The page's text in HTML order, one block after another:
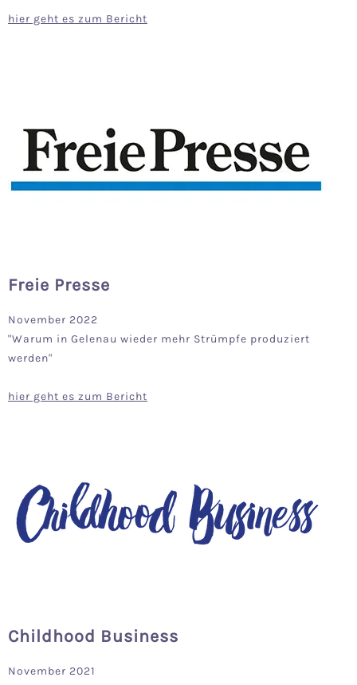
hier geht es zum Bericht
Freie Presse
November 2022
"Warum in Gelenau wieder mehr Strümpfe produziert
werden"
hier geht es zum Bericht
Childhood Business
November 2021